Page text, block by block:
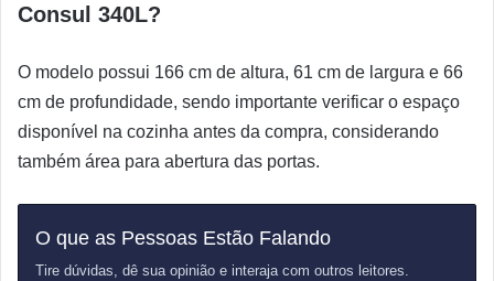
Consul 340L?
O modelo possui 166 cm de altura, 61 cm de largura e 66
cm de profundidade, sendo importante verificar o espaço
disponível na cozinha antes da compra, considerando
também área para abertura das portas.
O que as Pessoas Estão Falando
Tire dúvidas, dê sua opinião e interaja com outros leitores.